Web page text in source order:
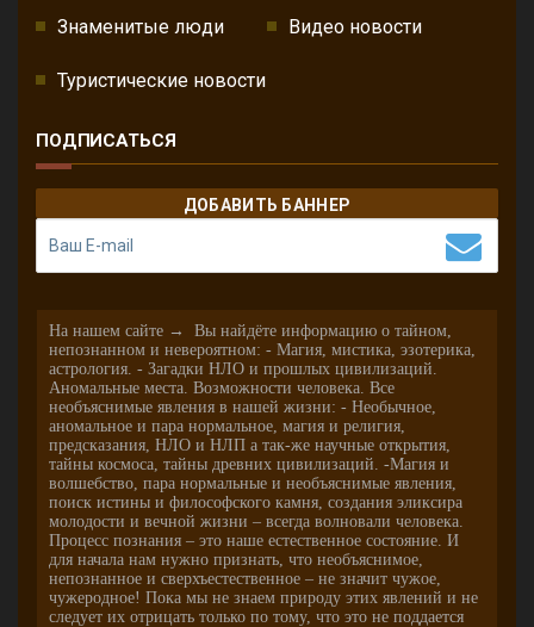
Знаменитые люди Видео новости
Туристические новости
ПОДПИСАТЬСЯ
ДОБАВИТЬ БАННЕР
На нашем сайте → Вы найдёте информацию о тайном,
непознанном и невероятном: - Магия, мистика, эзотерика,
астрология. - Загадки НЛО и прошлых цивилизаций.
Аномальные места. Возможности человека. Все
необъяснимые явления в нашей жизни: - Необычное,
аномальное и пара нормальное, магия и религия,
предсказания, НЛО и НЛП а так-же научные открытия,
тайны космоса, тайны древних цивилизаций. -Магия и
волшебство, пара нормальные и необъяснимые явления,
поиск истины и философского камня, создания эликсира
молодости и вечной жизни – всегда волновали человека.
Процесс познания – это наше естественное состояние. И
для начала нам нужно признать, что необъяснимое,
непознанное и сверхъестественное – не значит чужое,
чужеродное! Пока мы не знаем природу этих явлений и не
следует их отрицать только по тому, что это не поддается